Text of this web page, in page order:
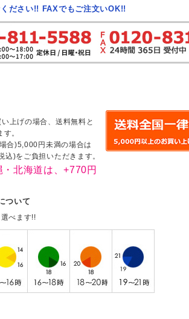
ださい!! FAXでもご注文いOK!!
上げの場合、送料無料と
。
合)5,000円未満の場合は
込)をご負担いただきます。
北海道は、+770円
ついて
べます!!